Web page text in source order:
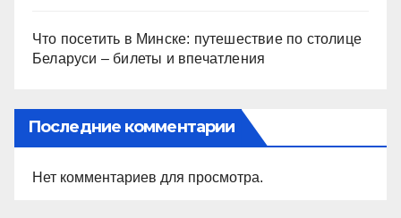
Что посетить в Минске: путешествие по столице
Беларуси – билеты и впечатления
Последние комментарии
Нет комментариев для просмотра.